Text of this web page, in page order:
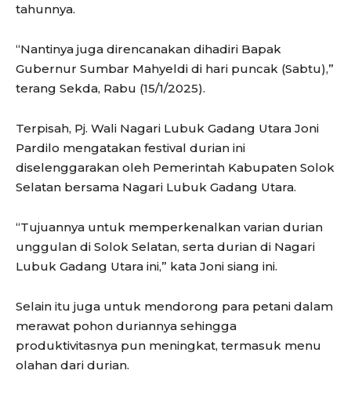
tahunnya.
“Nantinya juga direncanakan dihadiri Bapak
Gubernur Sumbar Mahyeldi di hari puncak (Sabtu),”
terang Sekda, Rabu (15/1/2025).
Terpisah, Pj. Wali Nagari Lubuk Gadang Utara Joni
Pardilo mengatakan festival durian ini
diselenggarakan oleh Pemerintah Kabupaten Solok
Selatan bersama Nagari Lubuk Gadang Utara.
“Tujuannya untuk memperkenalkan varian durian
unggulan di Solok Selatan, serta durian di Nagari
Lubuk Gadang Utara ini,” kata Joni siang ini.
Selain itu juga untuk mendorong para petani dalam
merawat pohon duriannya sehingga
produktivitasnya pun meningkat, termasuk menu
olahan dari durian.